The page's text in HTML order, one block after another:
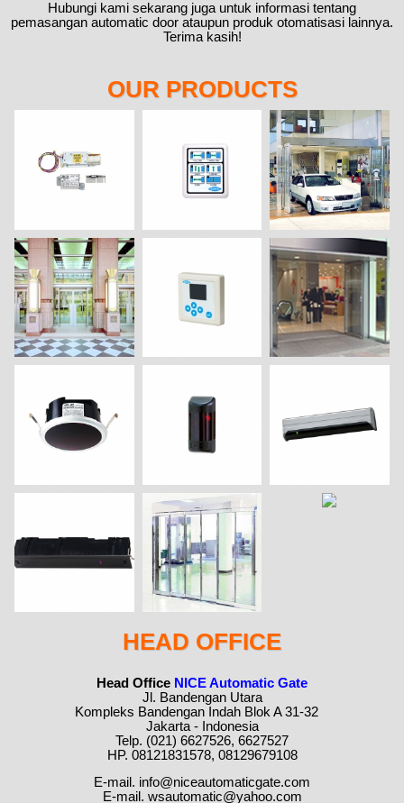
Hubungi kami sekarang juga untuk informasi tentang
pemasangan automatic door ataupun produk otomatisasi lainnya.
Terima kasih!
OUR PRODUCTS
HEAD OFFICE
Head Office NICE Automatic Gate
Jl. Bandengan Utara
Kompleks Bandengan Indah Blok A 31-32
Jakarta - Indonesia
Telp. (021) 6627526, 6627527
HP. 08121831578, 08129679108
E-mail. info@niceautomaticgate.com
E-mail. wsautomatic@yahoo.com